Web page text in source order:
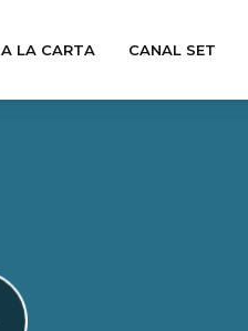
A LA CARTA CANAL SET